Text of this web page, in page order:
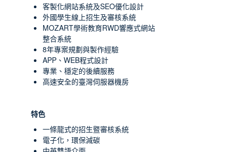
客製化網站系統及SEO優化設計
外國學生線上招生及審核系統
MOZART學術教育RWD響應式網站
整合系統
8年專案規劃與製作經驗
APP、WEB程式設計
專業、穩定的後續服務
高速安全的臺灣伺服器機房
特色
一條龍式的招生暨審核系統
電子化，環保減碳